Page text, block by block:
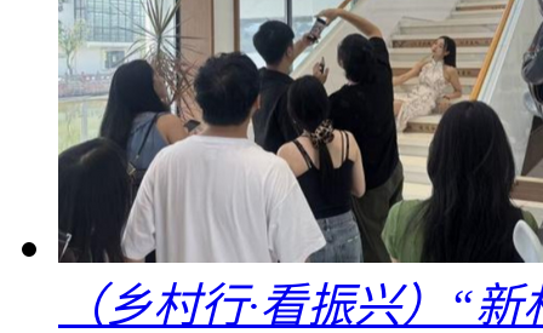
（乡村行·看振兴）“